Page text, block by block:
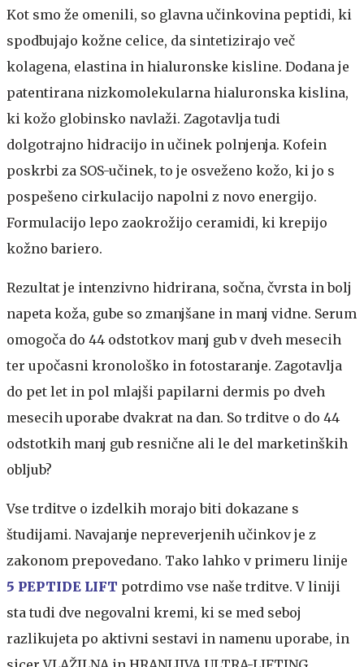
Kot smo že omenili, so glavna učinkovina peptidi, ki
spodbujajo kožne celice, da sintetizirajo več
kolagena, elastina in hialuronske kisline. Dodana je
patentirana nizkomolekularna hialuronska kislina,
ki kožo globinsko navlaži. Zagotavlja tudi
dolgotrajno hidracijo in učinek polnjenja. Kofein
poskrbi za SOS-učinek, to je osveženo kožo, ki jo s
pospešeno cirkulacijo napolni z novo energijo.
Formulacijo lepo zaokrožijo ceramidi, ki krepijo
kožno bariero.
Rezultat je intenzivno hidrirana, sočna, čvrsta in bolj
napeta koža, gube so zmanjšane in manj vidne. Serum
omogoča do 44 odstotkov manj gub v dveh mesecih
ter upočasni kronološko in fotostaranje. Zagotavlja
do pet let in pol mlajši papilarni dermis po dveh
mesecih uporabe dvakrat na dan. So trditve o do 44
odstotkih manj gub resnične ali le del marketinških
obljub?
Vse trditve o izdelkih morajo biti dokazane s
študijami. Navajanje nepreverjenih učinkov je z
zakonom prepovedano. Tako lahko v primeru linije
5 PEPTIDE LIFT potrdimo vse naše trditve. V liniji
sta tudi dve negovalni kremi, ki se med seboj
razlikujeta po aktivni sestavi in ​​namenu uporabe, in